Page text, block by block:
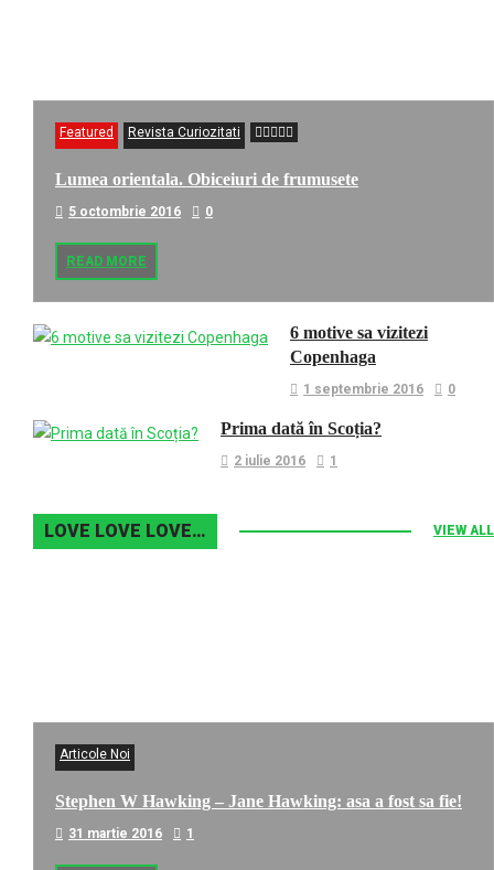
Featured Revista Curiozitati
Lumea orientala. Obiceiuri de frumusete
5 octombrie 2016 0
READ MORE
6 motive sa vizitezi
Copenhaga
1 septembrie 2016 0
Prima dată în Scoția?
2 iulie 2016 1
LOVE LOVE LOVE… VIEW ALL
Articole Noi
Stephen W Hawking – Jane Hawking: asa a fost sa fie!
31 martie 2016 1